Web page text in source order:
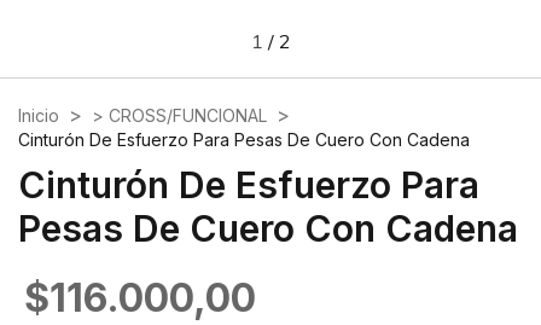
1 / 2
Inicio > > CROSS/FUNCIONAL >
Cinturón De Esfuerzo Para Pesas De Cuero Con Cadena
Cinturón De Esfuerzo Para
Pesas De Cuero Con Cadena
$116.000,00